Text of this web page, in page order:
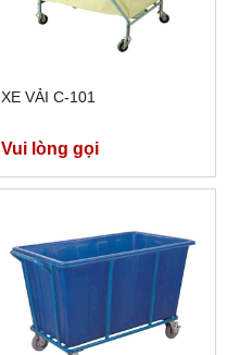
XE VẢI C-101
Vui lòng gọi